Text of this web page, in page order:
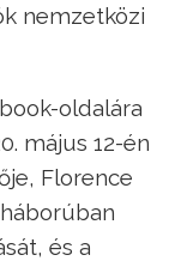
nemzetközi
oldalára
május 12-én
Florence
és a